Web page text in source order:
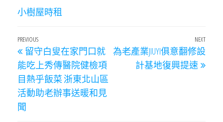
小樹屋時租
文
章
導
覽
Previous
Post
PREVIOUS
留守白叟在家門口就
能吃上秀傳醫院健檢項
目熱乎飯菜 浙東北山區
活動助老辦事送暖和見
聞
Next
Post
NEXT
為老產業JIUYI俱意翻修設
計基地復興提速